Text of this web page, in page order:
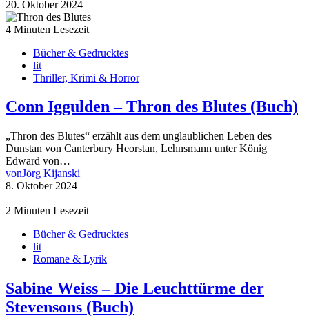
20. Oktober 2024
4 Minuten Lesezeit
Bücher & Gedrucktes
lit
Thriller, Krimi & Horror
Conn Iggulden – Thron des Blutes (Buch)
„Thron des Blutes“ erzählt aus dem unglaublichen Leben des
Dunstan von Canterbury Heorstan, Lehnsmann unter König
Edward von…
vonJörg Kijanski
8. Oktober 2024
2 Minuten Lesezeit
Bücher & Gedrucktes
lit
Romane & Lyrik
Sabine Weiss – Die Leuchttürme der
Stevensons (Buch)